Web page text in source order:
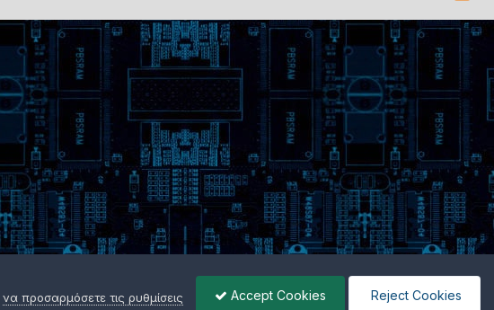
να προσαρμόσετε τις ρυθμίσεις
Accept Cookies Reject Cookies